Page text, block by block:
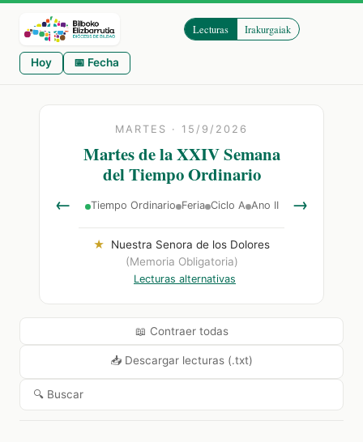
Lecturas Irakurgaiak
Hoy 📅 Fecha
← →
MARTES · 15/9/2026
Martes de la XXIV Semana
del Tiempo Ordinario
Tiempo Ordinario Feria Ciclo A Ano II
★
Nuestra Senora de los Dolores
(Memoria Obligatoria)
Lecturas alternativas
📖 Contraer todas
📥 Descargar lecturas (.txt)
🔍 Buscar